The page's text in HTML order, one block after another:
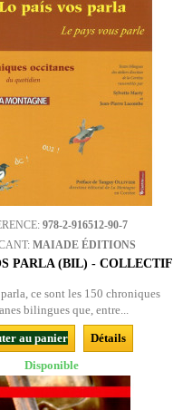
978-2-916512-90-7
MAIADE ÉDITIONS
PARLA (BIL) - COLLECTIF
ce sont les 150 chroniques
bilingues que, entre...
au panier
Détails
Disponible